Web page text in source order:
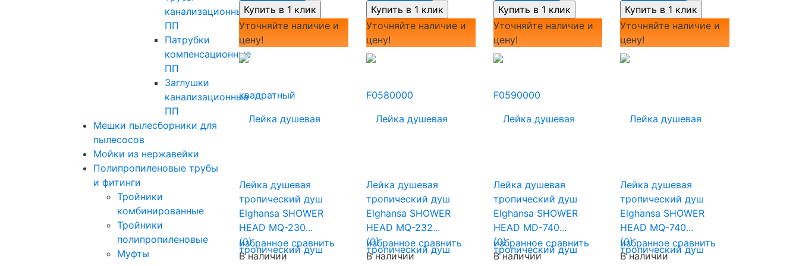
канализационные
ПП
Патрубки
компенсационные
ПП
Заглушки
канализационные
ПП
Мешки пылесборники для
пылесосов
Мойки из нержавейки
Полипропиленовые трубы
и фитинги
Тройники
комбинированные
Тройники
полипропиленовые
Муфты
Уточняйте наличие и
цену!
избранное сравнить
Лейка душевая
тропический душ
Elghansa SHOWER
HEAD MQ-230...
(0)
В наличии
Уточняйте наличие и
цену!
избранное сравнить
Лейка душевая
тропический душ
Elghansa SHOWER
HEAD MQ-232...
(0)
В наличии
Уточняйте наличие и
цену!
избранное сравнить
Лейка душевая
тропический душ
Elghansa SHOWER
HEAD MD-740...
(0)
В наличии
Уточняйте наличие и
цену!
избранное сравнить
Лейка душевая
тропический душ
Elghansa SHOWER
HEAD MQ-740...
(0)
В наличии